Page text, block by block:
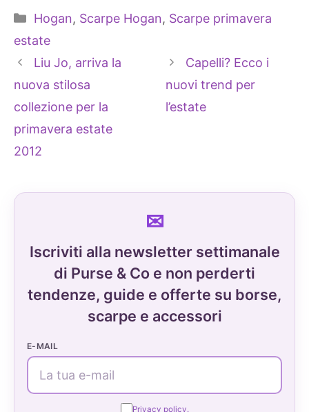
Categorie
Hogan, Scarpe Hogan, Scarpe primavera
estate
Liu Jo, arriva la
nuova stilosa
collezione per la
primavera estate
2012
Capelli? Ecco i
nuovi trend per
l’estate
Iscriviti alla newsletter settimanale
di Purse & Co e non perderti
tendenze, guide e offerte su borse,
scarpe e accessori
E-MAIL
Privacy policy.